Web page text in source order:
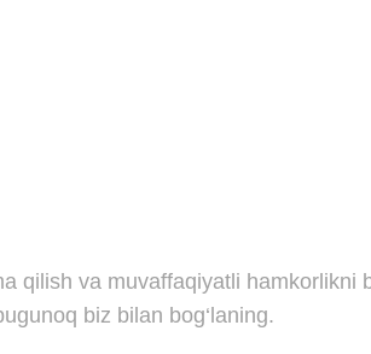
qilish va muvaffaqiyatli hamkorlikni
biz bilan bog‘laning.